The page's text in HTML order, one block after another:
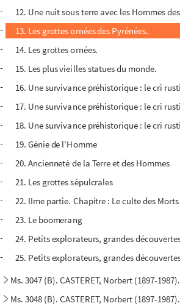
12. Une nuit sous terre avec les Hommes
13. Les grottes ornées des Pyrénées.
14. Les grottes ornées.
15. Les plus vieilles statues du monde.
16. Une survivance préhistorique : le cri
17. Une survivance préhistorique : le cri
18. Une survivance préhistorique : le cri
19. Génie de l’Homme
20. Ancienneté de la Terre et des Hommes
21. Les grottes sépulcrales
22. IIme partie. Chapitre : Le culte des Morts
23. Le boomerang
24. Petits explorateurs, grandes
25. Petits explorateurs, grandes
Ms. 3047 (B). CASTERET, Norbert (1897-
Ms. 3048 (B). CASTERET, Norbert (1897-